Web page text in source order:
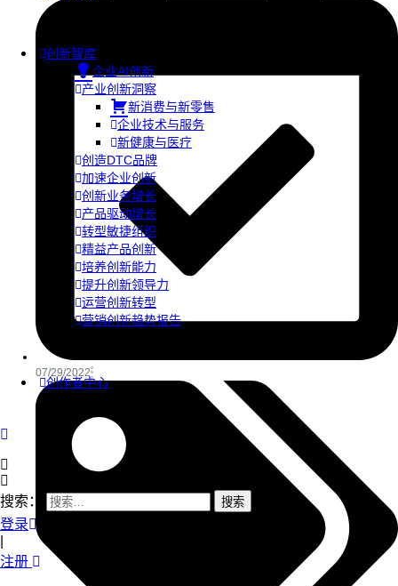
创新智库
企业AI创新
产业创新洞察
新消费与新零售
企业技术与服务
新健康与医疗
创造DTC品牌
加速企业创新
创新业务增长
产品驱动增长
转型敏捷组织
精益产品创新
培养创新能力
提升创新领导力
运营创新转型
营销创新趋势报告
创作者中心
搜索：
登录
注册
07/29/2022